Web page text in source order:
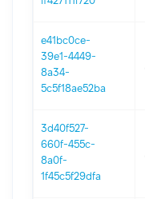
e41bc0ce-
39e1-4449-
8a34-
5c5f18ae52ba
3d40f527-
660f-455c-
8a0f-
1f45c5f29dfa